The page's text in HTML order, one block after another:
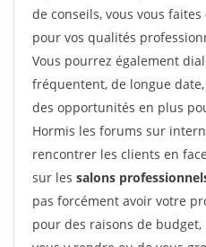
de conseils, vous vous faites
pour vos qualités
Vous pourrez également
fréquentent, de longue
des opportunités en plus
Hormis les forums sur
rencontrer les clients en
sur les salons
pas forcément avoir votre
pour des raisons de